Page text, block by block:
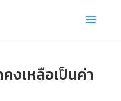
งเหลือเป็นค่า